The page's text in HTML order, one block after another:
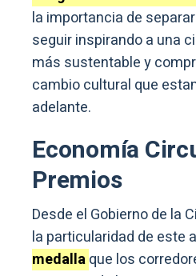
la importancia de
seguir inspirando a una
más sustentable y
cambio cultural que
adelante.
Economía
Premios
Desde el Gobierno de la
la particularidad de este
medallaque los